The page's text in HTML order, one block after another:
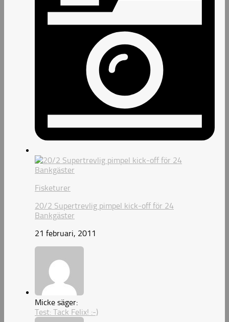
Fisketurer
20/2 Supertrevlig pimpel kick-off för 24
Bankgäster
21 februari, 2011
Micke säger:
Test: Tack Felix! :-)